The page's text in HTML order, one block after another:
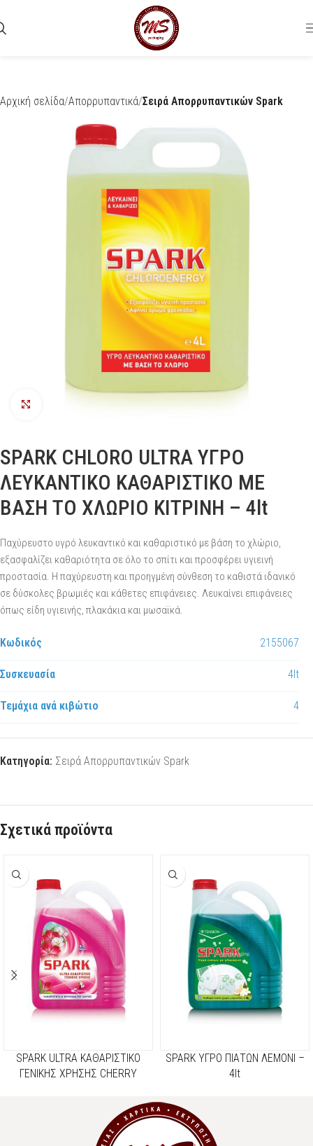
Αρχική σελίδα Απορρυπαντικά Σειρά Απορρυπαντικών Spark
SPARK CHLORO ULTRA ΥΓΡΟ
ΛΕΥΚΑΝΤΙΚΟ ΚΑΘΑΡΙΣΤΙΚΟ ΜΕ
ΒΑΣΗ ΤΟ ΧΛΩΡΙΟ ΚΙΤΡΙΝΗ – 4lt
Παχύρευστο υγρό λευκαντικό και καθαριστικό με βάση το χλώριο,
εξασφαλίζει καθαριότητα σε όλο το σπίτι και προσφέρει υγιεινή
προστασία. Η παχύρευστη και προηγμένη σύνθεση το καθιστά ιδανικό
σε δύσκολες βρωμιές και κάθετες επιφάνειες. Λευκαίνει επιφάνειες
όπως είδη υγιεινής, πλακάκια και μωσαϊκά.
Κωδικός 2155067
Συσκευασία 4lt
Τεμάχια ανά κιβώτιο 4
Κατηγορία: Σειρά Απορρυπαντικών Spark
Σχετικά προϊόντα
SPARK ULTRA ΚΑΘΑΡΙΣΤΙΚΟ
ΓΕΝΙΚΗΣ ΧΡΗΣΗΣ CHERRY
SPARK ΥΓΡΟ ΠΙΑΤΩΝ ΛΕΜΟΝΙ –
4lt